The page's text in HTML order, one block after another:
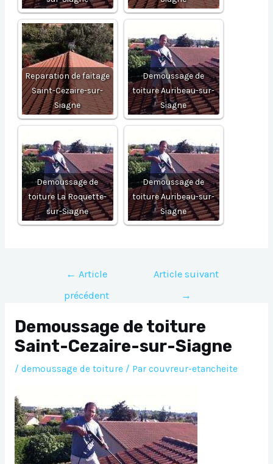
Reparation de faitage
Saint-Cezaire-sur-
Siagne
Demoussage de
toiture Auribeau-sur-
Siagne
Demoussage de
toiture La Roquette-
sur-Siagne
Demoussage de
toiture Auribeau-sur-
Siagne
Navigation
l’article
← Article
précédent
Article suivant
→
Demoussage de toiture
Saint-Cezaire-sur-Siagne
/ demoussage de toiture/ Par couvreur-etancheite